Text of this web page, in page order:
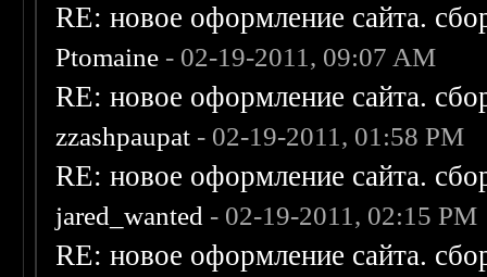
RE: новое оформление сайта.
Ptomaine - 02-19-2011, 09:07 AM
RE: новое оформление сайта.
zzashpaupat - 02-19-2011, 01:58 PM
RE: новое оформление сайта.
jared_wanted - 02-19-2011, 02:15 PM
RE: новое оформление сайта.